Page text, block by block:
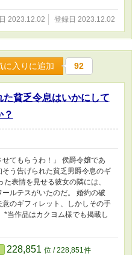
2023.12.02 登録日 2023.12.02
に入りに追加 92
貧乏令息はいかにして
？
せてもらうわ！」 侯爵令嬢であ
う告げられた貧乏男爵令息のギ
表情を見せる彼女の隣には、
ルテスがいたのだ。 婚約の破
のギフィレット、しかしその手
当作品はカクヨム様でも掲載し
228,851 位 / 228,851件